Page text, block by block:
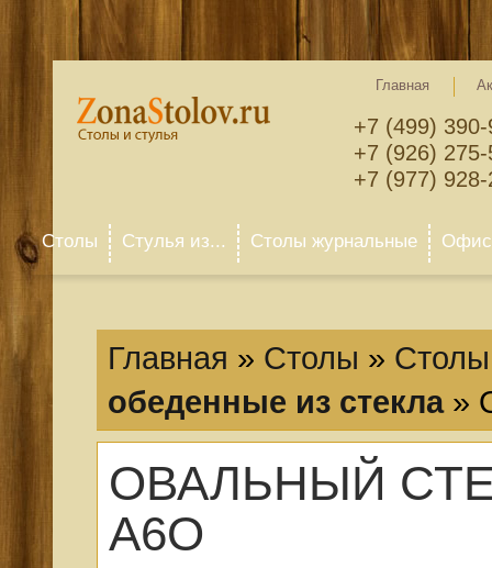
Главная
+7 (499)
+7 (926)
+7 (977)
Столы Стулья из... Столы журнальные
Главная » Столы » Столы
обеденные из стекла»
ОВАЛЬНЫЙ
А6О